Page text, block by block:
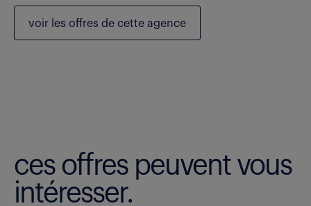
voir les offres de cette agence
ces offres peuvent vous
intéresser.